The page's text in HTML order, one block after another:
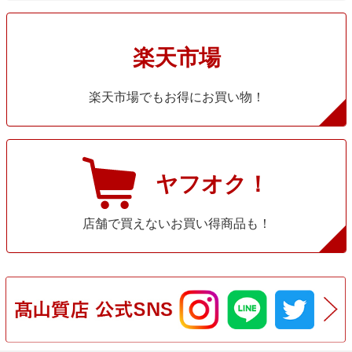
楽天市場
楽天市場でもお得にお買い物！
ヤフオク！
店舗で買えないお買い得商品も！